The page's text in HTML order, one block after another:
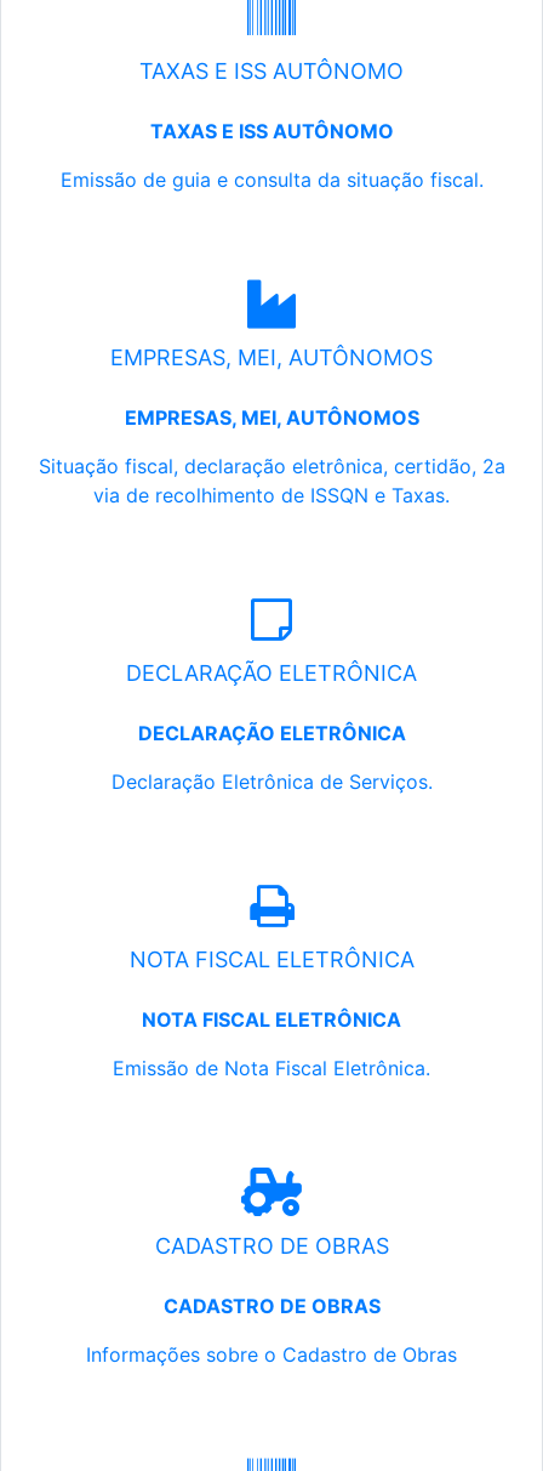
TAXAS E ISS AUTÔNOMO
TAXAS E ISS AUTÔNOMO
Emissão de guia e consulta da situação fiscal.
EMPRESAS, MEI, AUTÔNOMOS
EMPRESAS, MEI, AUTÔNOMOS
Situação fiscal, declaração eletrônica, certidão, 2a
via de recolhimento de ISSQN e Taxas.
DECLARAÇÃO ELETRÔNICA
DECLARAÇÃO ELETRÔNICA
Declaração Eletrônica de Serviços.
NOTA FISCAL ELETRÔNICA
NOTA FISCAL ELETRÔNICA
Emissão de Nota Fiscal Eletrônica.
CADASTRO DE OBRAS
CADASTRO DE OBRAS
Informações sobre o Cadastro de Obras